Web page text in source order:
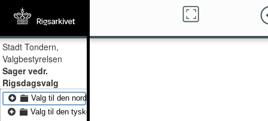
Stadt Tondern,
Valgbestyrelsen
Sager vedr.
Rigsdagsvalg
Valg til den nordtyske rigsdag 1867
Valg til den tyske rigsdag 1876 - Valg til den tyske rigsdag 1887